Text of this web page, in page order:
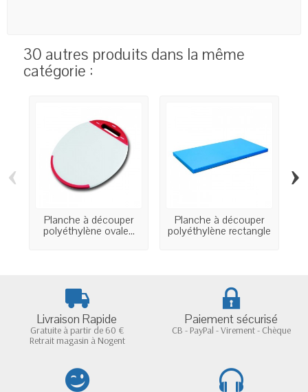
30 autres produits dans la même
catégorie :
Planche à découper
polyéthylène ovale...
Planche à découper
polyéthylène rectangle
‹ ›
Livraison Rapide
Gratuite à partir de 60 €
Retrait magasin à Nogent
Paiement sécurisé
CB - PayPal - Virement - Chèque